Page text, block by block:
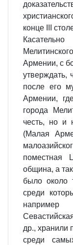
конце III
Армении, с
утверждать,
после его
Армении,
города
честь, но и
(Малая
поместная
община, а
было около
среди
например
др., хранили
среди